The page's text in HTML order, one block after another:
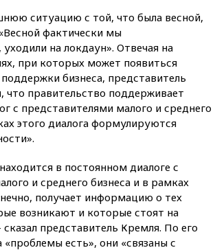
ситуацию с той, что была весной,
фактически мы
уходили на локдаун». Отвечая на
при которых может появиться
бизнеса, представитель
что правительство поддерживает
с представителями малого и среднего
этого диалога формулируются
в постоянном диалоге с
и среднего бизнеса и в рамках
получает информацию о тех
возникают и которые стоят на
представитель Кремля. По его
«проблемы есть», они «связаны с